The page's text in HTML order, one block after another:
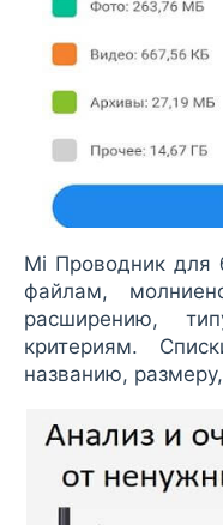
Mi Проводник для
файлам,
расширению,
критериям.
названию,